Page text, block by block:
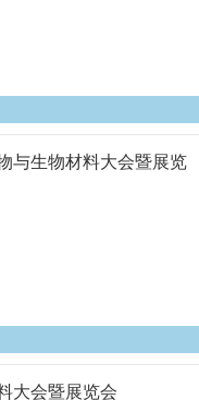
与生物材料大会暨展览
大会暨展览会